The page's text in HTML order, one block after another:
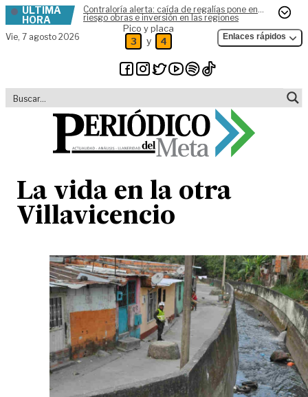
Skip to content
ÚLTIMA
HORA
Contraloría alerta: caída de regalías pone en
riesgo obras e inversión en las regiones
Vie, 7 agosto 2026
Pico y placa
3 y 4 Enlaces rápidos
La vida en la otra
Villavicencio